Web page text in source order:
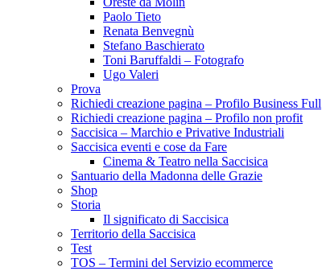
Paolo Tieto
Renata Benvegnù
Stefano Baschierato
Toni Baruffaldi – Fotografo
Ugo Valeri
Prova
Richiedi creazione pagina – Profilo Business Full
Richiedi creazione pagina – Profilo non profit
Saccisica – Marchio e Privative Industriali
Saccisica eventi e cose da Fare
Cinema & Teatro nella Saccisica
Santuario della Madonna delle Grazie
Shop
Storia
Il significato di Saccisica
Territorio della Saccisica
Test
TOS – Termini del Servizio ecommerce